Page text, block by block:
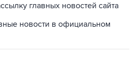
главных новостей сайта
новости в официальном